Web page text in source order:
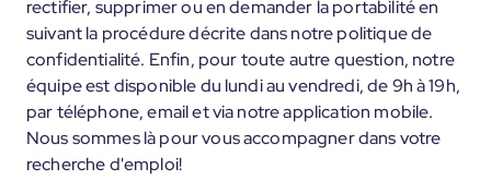
rectifier, supprimer ou en demander la portabilité en
suivant la procédure décrite dans notre politique de
confidentialité. Enfin, pour toute autre question, notre
équipe est disponible du lundi au vendredi, de 9h à 19h,
par téléphone, email et via notre application mobile.
Nous sommes là pour vous accompagner dans votre
recherche d'emploi!